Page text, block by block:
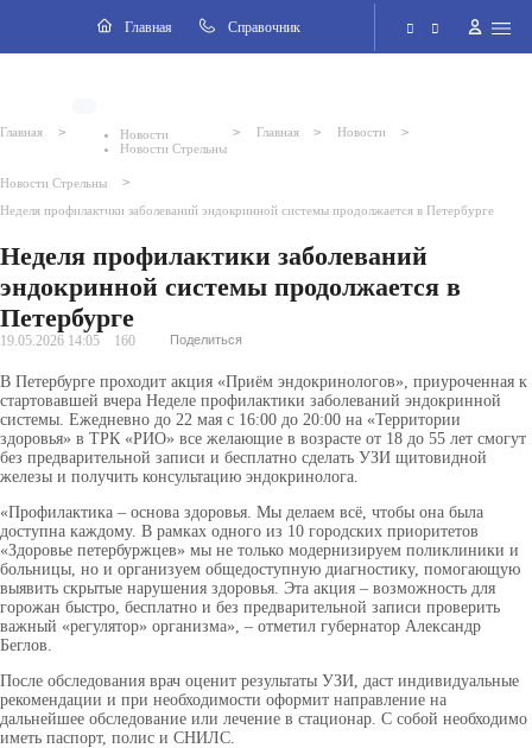
Главная Cправочник
Версия для слабовидящих
Поиск по сайту
Главная >
Новости
Новости Стрельны
> Главная > Новости >
Новости Стрельны >
Неделя профилактики заболеваний эндокринной системы продолжается в Петербурге
Неделя профилактики заболеваний
эндокринной системы продолжается в
Петербурге
19.05.2026 14:05 160 Поделиться
В Петербурге проходит акция «Приём эндокринологов», приуроченная к
стартовавшей вчера Неделе профилактики заболеваний эндокринной
системы. Ежедневно до 22 мая с 16:00 до 20:00 на «Территории
здоровья» в ТРК «РИО» все желающие в возрасте от 18 до 55 лет смогут
без предварительной записи и бесплатно сделать УЗИ щитовидной
железы и получить консультацию эндокринолога.
«Профилактика – основа здоровья. Мы делаем всё, чтобы она была
доступна каждому. В рамках одного из 10 городских приоритетов
«Здоровье петербуржцев» мы не только модернизируем поликлиники и
больницы, но и организуем общедоступную диагностику, помогающую
выявить скрытые нарушения здоровья. Эта акция – возможность для
горожан быстро, бесплатно и без предварительной записи проверить
важный «регулятор» организма», – отметил губернатор Александр
Беглов.
После обследования врач оценит результаты УЗИ, даст индивидуальные
рекомендации и при необходимости оформит направление на
дальнейшее обследование или лечение в стационар. С собой необходимо
иметь паспорт, полис и СНИЛС.